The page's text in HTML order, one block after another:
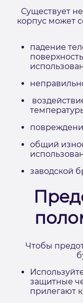
Существует
корпус может
падение
общий
заводской
Чтобы
защитные
прилегают к